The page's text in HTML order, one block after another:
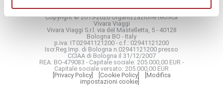
SITE MAP
Copyright © 2015-2026 Organizzazione tecnica
Vivara Viaggi
Vivara Viaggi S.r.l. via del Mastelletta, 5 - 40128
Bologna BO - Italy
p.iva: IT02941121200 - c.f.: 02941121200
Iscr.Reg.Imp. di Bologna n.02941121200 presso
CCIAA di Bologna il 31/12/2007
REA: BO-479083 - Capitale sociale: 205.000,00 EUR -
Capitale sociale versato: 205.000,00 EUR
[Privacy Policy]
[Cookie Policy]
[Modifica
impostazioni cookie]